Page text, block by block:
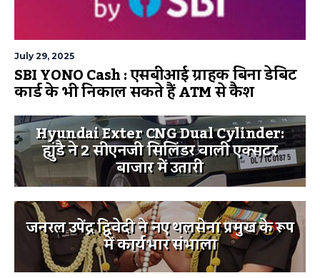
July 29, 2025
SBI YONO Cash : एसबीआई ग्राहक बिना डेबिट
कार्ड के भी निकाल सकते हैं ATM से कैश
Hyundai Exter CNG Dual Cylinder:
ह्युंडै ने 2 सीएनजी सिलिंडर वाली एक्सटर
बाजार में उतारी
जनरल उपेंद्र द्विवेदी ने नए थलसेना प्रमुख के रूप
में कार्यभार संभाला